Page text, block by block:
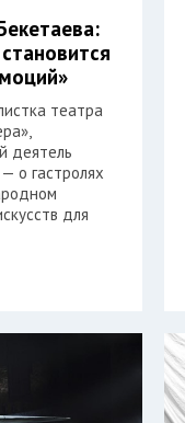
театра
деятель
о гастролях
для